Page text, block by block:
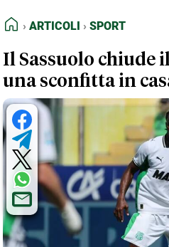
FEED RSS
NORMATIVE
TERMINI e CONDIZIONI
HOME
ARTICOLI SPORT
Il Sassuolo chiude
una sconfitta in